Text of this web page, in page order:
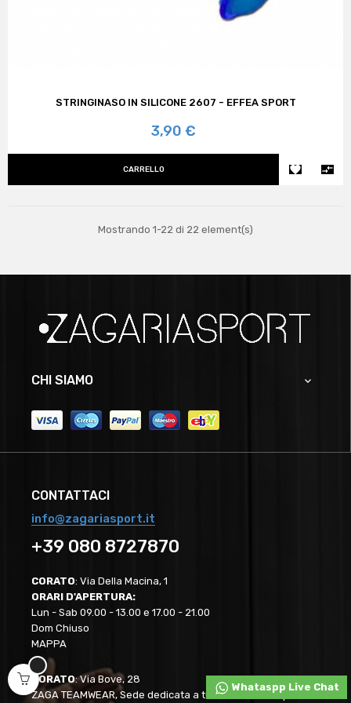
STRINGINASO IN SILICONE 2607 - EFFEA SPORT
Prezzo
3,90 €
CARRELLO  
Mostrando 1-22 di 22 element(s)
CHI SIAMO 
CONTATTACI
info@zagariasport.it
+39 080 8727870
CORATO: Via Della Macina, 1
ORARI D'APERTURA:
Lun - Sab 09.00 - 13.00 e 17.00 - 21.00
Dom Chiuso
MAPPA
CORATO: Via Bove, 28
ZAGA TEAMWEAR, Sede dedicata a tutte le società sportive
Whataspp Live Chat